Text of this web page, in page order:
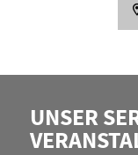
UNSER